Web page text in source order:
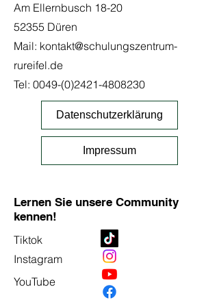
Am Ellernbusch 18-20
52355 Düren
Mail: kontakt@schulungszentrum-
rureifel.de
Tel: 0049-(0)2421-4808230
Datenschutzerklärung
Impressum
Lernen Sie unsere Community
kennen!
Tiktok
Instagram
YouTube